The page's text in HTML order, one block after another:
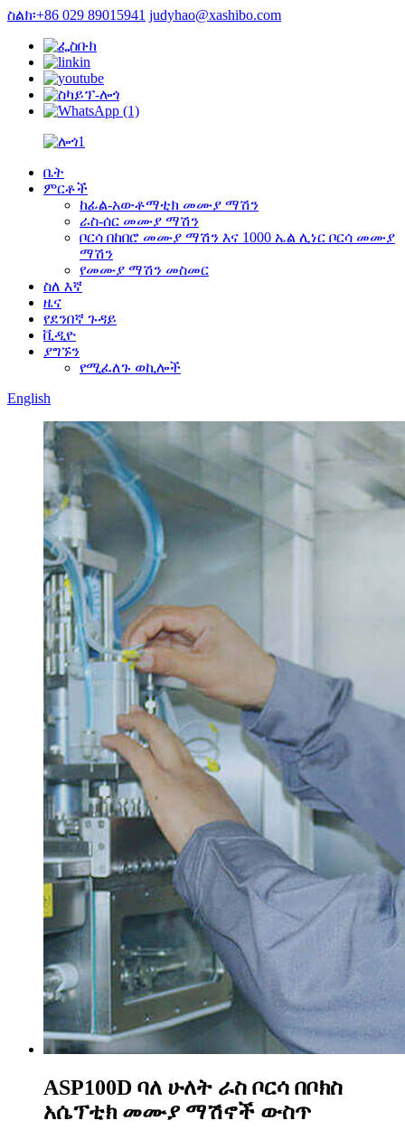
ስልክ፡+86 029 89015941 judyhao@xashibo.com
ቤት
ምርቶች
ከፊል-አውቶማቲክ መሙያ ማሽን
ራስ-ሰር መሙያ ማሽን
ቦርሳ በከበሮ መሙያ ማሽን እና 1000 ኤል ሊነር ቦርሳ መሙያ
ማሽን
የመሙያ ማሽን መስመር
ስለ እኛ
ዜና
የደንበኛ ጉዳይ
ቪዲዮ
ያግኙን
የሚፈለጉ ወኪሎች
English
ASP100D ባለ ሁለት ራስ ቦርሳ በቦክስ
አሴፕቲክ መሙያ ማሽኖች ውስጥ